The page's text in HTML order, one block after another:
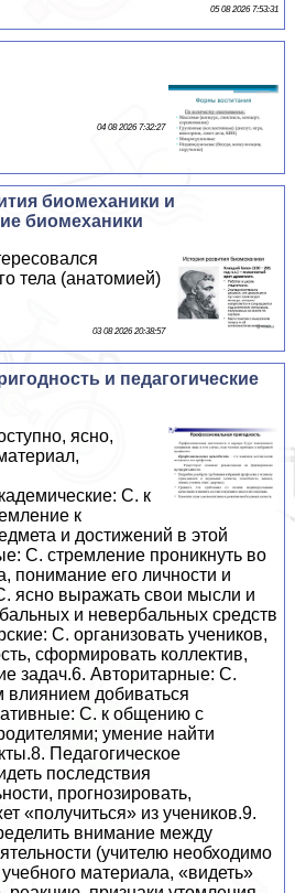
05 08 2026 7:53:31
04 08 2026 7:32:27
биомеханики и
биомеханики
тела (анатомией)
03 08 2026 20:38:57
и педагогические
ясно,
С. к
к
и достижений в этой
С. стремление проникнуть во
понимание его личности и
ясно выражать свои мысли и
и невербальных средств
С. организовать учеников,
сформировать коллектив,
задач.6. Авторитарные: С.
добиваться
С. к общению с
умение найти
Педагогическое
последствия
прогнозировать,
«получиться» из учеников.9.
внимание между
(учителю необходимо
материала, «видеть»